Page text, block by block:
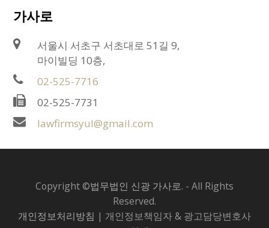
가사로
서울시 서초구 서초대로 51길 9,
마이빌딩 10층,
02-525-7716
02-525-7731
lawfirmsyul@gmail.com
Copyright ©법무법인 신광 가사로. - All Rights
Reserved.
개인정보처리방침 | 개인정보책임자 & 광고담당변호사